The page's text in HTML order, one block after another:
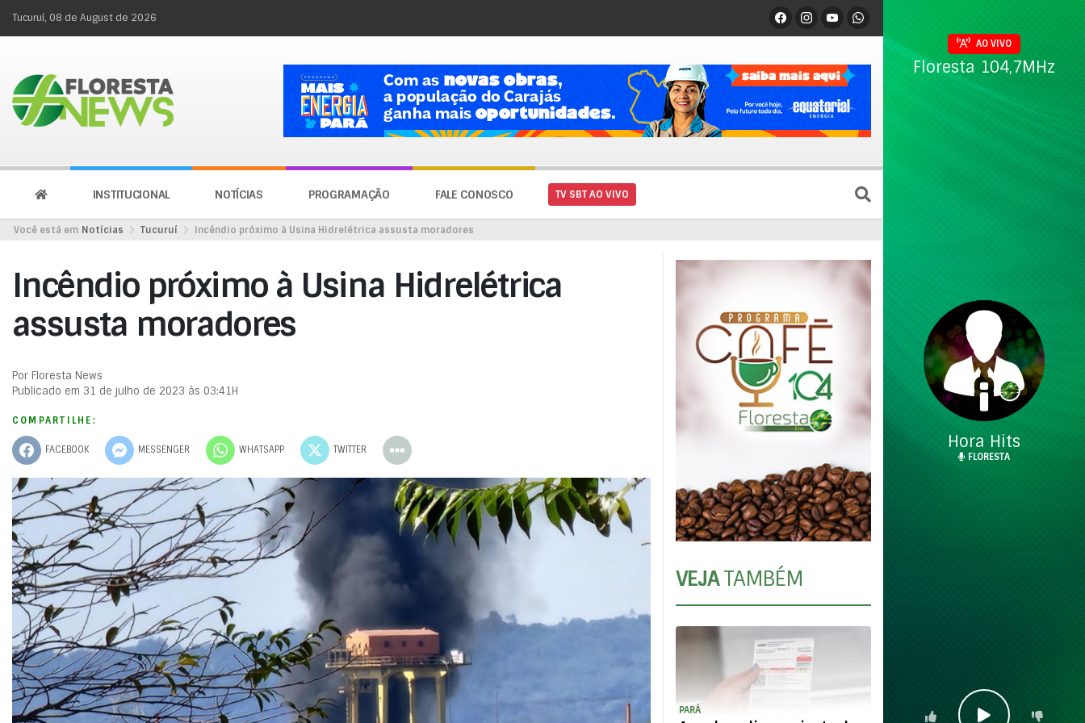
Tucuruí, 08 de August de 2026
INSTITUCIONAL NOTÍCIAS PROGRAMAÇÃO FALE CONOSCO TV SBT AO VIVO
Você está em Notícias Tucuruí Incêndio próximo à Usina Hidrelétrica assusta moradores
Incêndio próximo à Usina Hidrelétrica
assusta moradores
Por Floresta News
Publicado em 31 de julho de 2023 às 03:41H
COMPARTILHE:
FACEBOOK MESSENGER WHATSAPP TWITTER
VEJATAMBÉM
PARÁ
AO VIVO
Floresta 104,7MHz
Hora Hits
FLORESTA